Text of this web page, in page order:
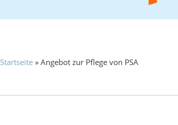
Startseite » Angebot zur Pflege von PSA